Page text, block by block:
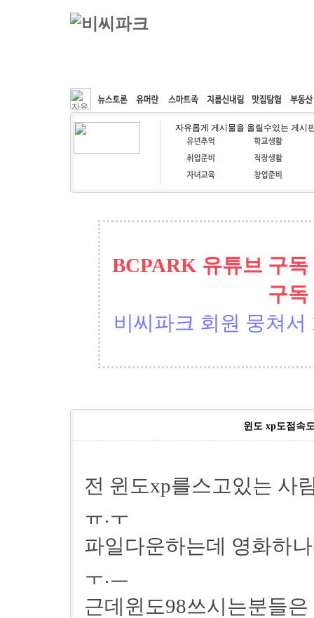
커뮤니티 속도패치 웹호스팅 공동구매
자유롭게 게시물을 올릴수있는 게시
BCPARK 유튜브 구
구독
비씨파크 회원 뭉쳐서
윈도 xp도점속
전 윈도xp를스고있는 사
ㅠ.ㅜ
파일다운하는데 영화하
ㅜ.ㅡ
근데윈도98쓰시는분들